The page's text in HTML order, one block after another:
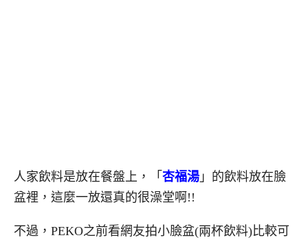
人家飲料是放在餐盤上，「 杏福湯 」的飲料放在臉
盆裡，這麼一放還真的很澡堂啊!!
不過，PEKO之前看網友拍小臉盆(兩杯飲料)比較可